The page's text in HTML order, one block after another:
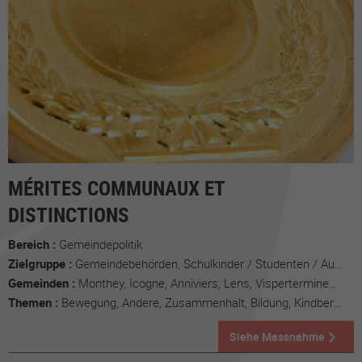
MÉRITES COMMUNAUX ET
DISTINCTIONS
Bereich : Gemeindepolitik
Zielgruppe : Gemeindebehörden, Schulkinder / Studenten / Auszubildende, Alle Zielgruppen
Gemeinden : Monthey, Icogne, Anniviers, Lens, Visperterminen, Courroux
Themen : Bewegung, Andere, Zusammenhalt, Bildung, Kindbereich, Umfeld, Freizeit, Politik
Siehe Massnahme